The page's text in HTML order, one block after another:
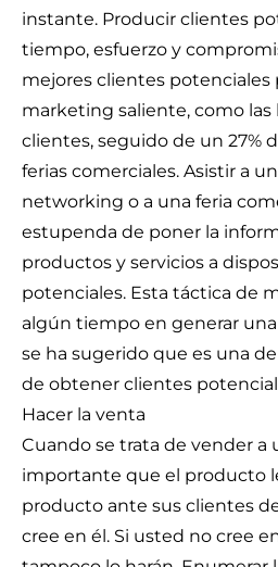
instante. Producir clientes
tiempo, esfuerzo y
mejores clientes potenciales
marketing saliente, como las
clientes, seguido de un 27%
ferias comerciales. Asistir a
networking o a una feria
estupenda de poner la
productos y servicios a
potenciales. Esta táctica de
algún tiempo en generar
se ha sugerido que es una
de obtener clientes
Hacer la venta
Cuando se trata de vender a
importante que el producto
producto ante sus clientes
cree en él. Si usted no cree